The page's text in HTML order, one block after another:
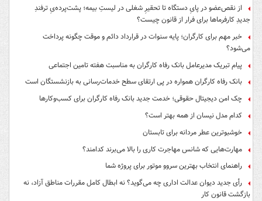
از نقص‌عضو در پایِ دستگاه تا تحقیرِ شغلی در لیستِ بیمه؛ پشت‌پرده‌یِ ترفندِ
جدیدِ کارفرماها برای فرار از قانون چیست؟
خبر مهم برای کارگران؛ پایه سنوات در قرارداد دائم و موقت چگونه پرداخت
می‌شود؟
پیام تبریک مدیرعامل بانک رفاه کارگران به مناسبت هفته تامین اجتماعی
بانک رفاه کارگران همواره در پی ارتقای سطح خدمات‌رسانی به بازنشستگان است
چک امن دیجیتال حقوقی؛ خدمت جدید بانک رفاه کارگران برای کسب‌وکارها
کدام مدل نیسان از همه بهتر است؟
خوشبوترین عطر مردانه برای تابستان
مهارت‌هایی که شانس مهاجرت کاری را بالا می‌برند کدامند؟
راهنمای انتخاب بهترین سروو موتور برای پروژه شما
رأی جدید دیوان عدالت اداری چه می‌گوید؟ نه ابطال کامل مقررات مناطق آزاد، نه
بازگشت قانون کار